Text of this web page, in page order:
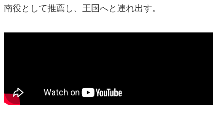
南役として推薦し、王国へと連れ出す。